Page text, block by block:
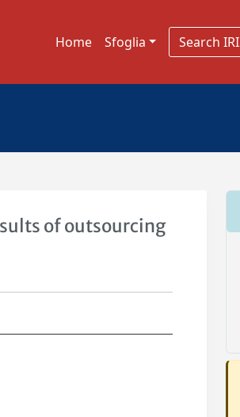
Home Sfoglia
of outsourcing